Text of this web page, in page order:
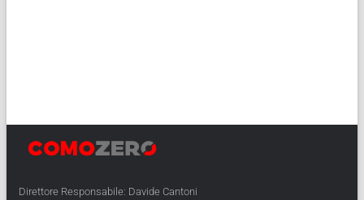
Direttore Responsabile: Davide Cantoni